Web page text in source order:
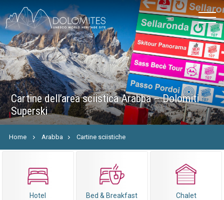
Cartine dell’area sciistica Arabba – Dolomiti
Superski
Home Arabba Cartine sciistiche
Hotel Bed & Breakfast Chalet